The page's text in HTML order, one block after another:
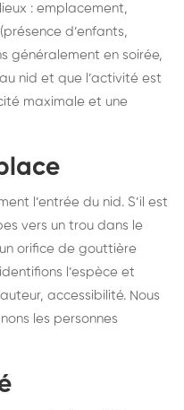
: emplacement,
d’enfants,
généralement en soirée,
nid et que l’activité est
maximale et une
l’entrée du nid. S’il est
vers un trou dans le
orifice de gouttière
l’espèce et
accessibilité. Nous
les personnes